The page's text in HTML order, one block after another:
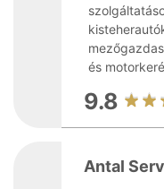
és
9.8
Antal